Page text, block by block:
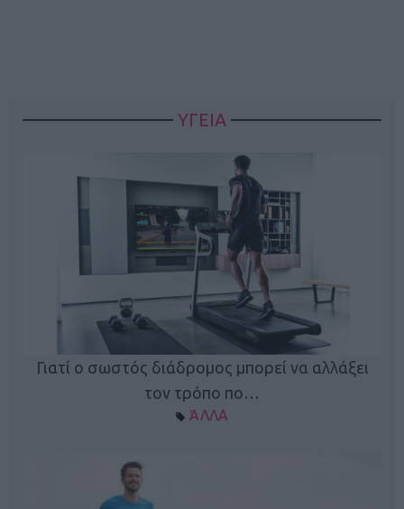
ΥΓΕΙΑ
Γιατί ο σωστός διάδρομος μπορεί να αλλάξει
τον τρόπο πο…
ΆΛΛΑ